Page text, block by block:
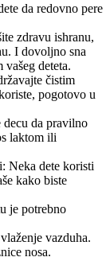
da redovno pere
zdravu ishranu,
I dovoljno sna
deteta.
čistim
pogotovo u
da pravilno
laktom ili
Neka dete koristi
kako biste
je potrebno
vazduha.
nosa.